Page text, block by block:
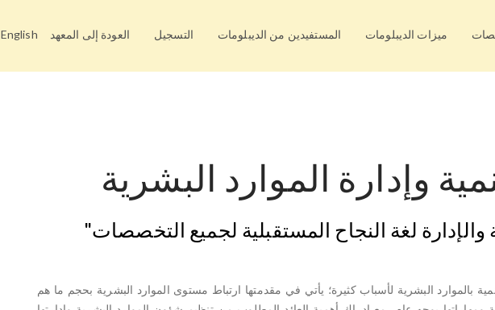
ميزات الديبلومات المستفيدين من الديبلومات التسجيل العودة إلى المعهد English
وإدارة الموارد البشرية
والإدارة لغة النجاح المستقبلية لجميع التخصصات"
بالموارد البشرية لأسباب كثيرة؛ يأتي في مقدمتها ارتباط مستوى الموارد البشرية بحجم ما هم